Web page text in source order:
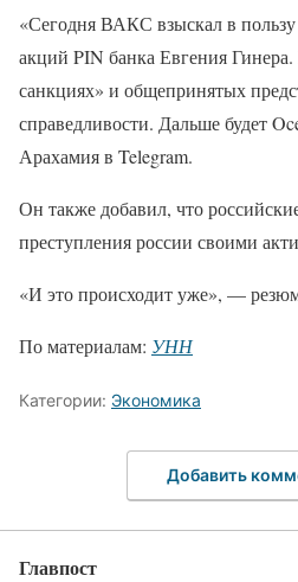
«Сегодня ВАКС взыскал в пользу
акций PIN банка Евгения
санкциях» и общепринятых
справедливости. Дальше будет
Арахамия в Telegram.
Он также добавил, что
преступления россии своими
«И это происходит уже», —
По материалам: УНН
Категории: Экономика
Добавить
Главпост